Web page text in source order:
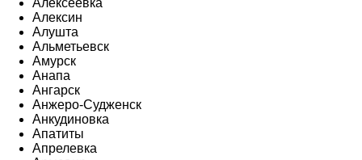
Алексеевка
Алексин
Алушта
Альметьевск
Амурск
Анапа
Ангарск
Анжеро-Судженск
Анкудиновка
Апатиты
Апрелевка